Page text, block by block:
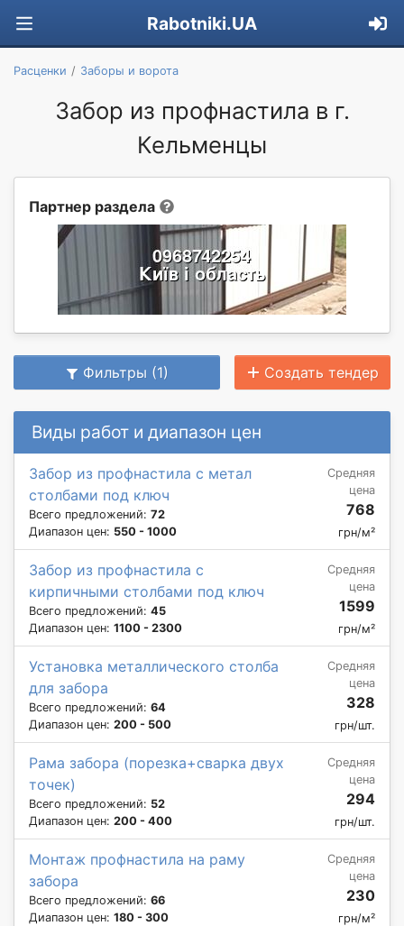
Rabotniki.UA
Расценки Заборы и ворота
Забор из профнастила в г.
Кельменцы
Партнер раздела
Фильтры (1) Создать тендер
Виды работ и диапазон цен
Забор из профнастила с метал
столбами под ключ
Всего предложений: 72
Диапазон цен: 550 - 1000
Средняя
цена
768
грн/м²
Забор из профнастила с
кирпичными столбами под ключ
Всего предложений: 45
Диапазон цен: 1100 - 2300
Средняя
цена
1599
грн/м²
Установка металлического столба
для забора
Всего предложений: 64
Диапазон цен: 200 - 500
Средняя
цена
328
грн/шт.
Рама забора (порезка+сварка двух
точек)
Всего предложений: 52
Диапазон цен: 200 - 400
Средняя
цена
294
грн/шт.
Монтаж профнастила на раму
забора
Всего предложений: 66
Диапазон цен: 180 - 300
Средняя
цена
230
грн/м²